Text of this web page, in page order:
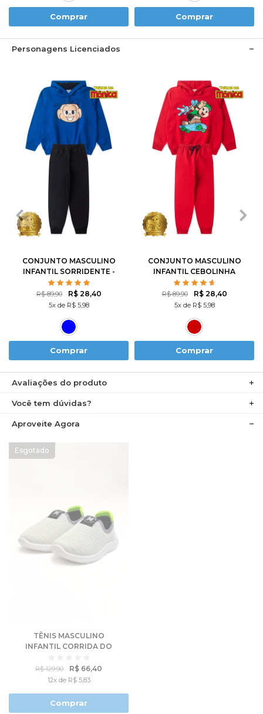
Comprar Comprar
Personagens Licenciados
1 3 4
CONJUNTO MASCULINO
INFANTIL SORRIDENTE -
TURMA DA MÔNICA
R$ 89,90 R$ 28,40
5x de R$ 5,98
Comprar
1 3 4
CONJUNTO MASCULINO
INFANTIL CEBOLINHA
SKATISTA - TURMA DA
MÔNICA
R$ 89,90 R$ 28,40
5x de R$ 5,98
Comprar
Avaliações do produto
Você tem dúvidas?
Aproveite Agora
TÊNIS MASCULINO
INFANTIL CORRIDA DO
R$ 129,90 R$ 66,40
12x de R$ 5,83
Comprar